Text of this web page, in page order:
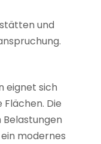
und
eignet sich
Die
modernes